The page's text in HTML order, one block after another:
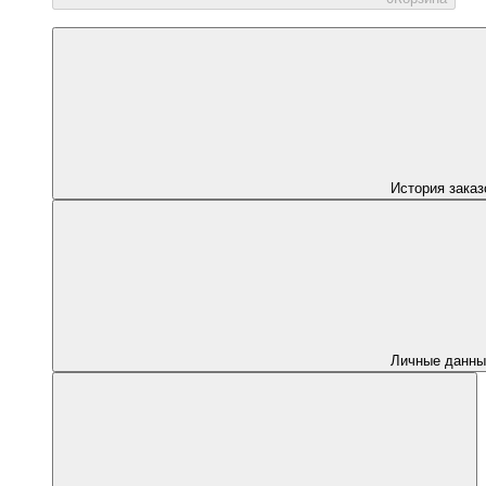
История
Личные